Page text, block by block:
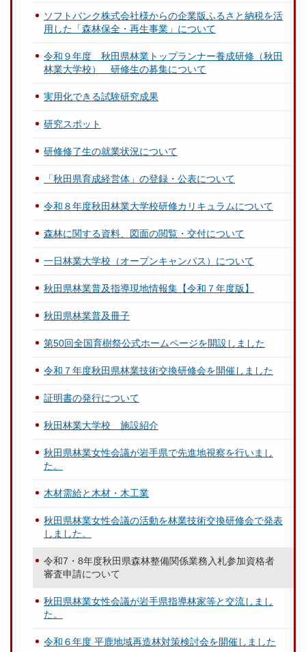
ソフトバンク株式会社様からの企業版ふるさと納税を活
用した「森林保全・再生事業」について
令和９年度 秋田県林業トップランナー養成研修（秋田
林業大学校） 研修生の募集について
実用化できる試験研究成果
研究スポット
研修修了生の就業状況について
「秋田県育成経営体」の登録・公表について
令和８年度秋田林業大学校研修カリキュラムについて
森林に関する資料、図面の閲覧・交付について
一日林業大学校（オープンキャンパス）について
秋田県林業普及指導現地情報集【令和７年度版】
秋田県林業普及冊子
第50回全国育樹祭公式ホームページを開設しました
令和７年度秋田県林業技術交換研修会を開催しました
証明書の発行について
秋田林業大学校 施設紹介
秋田県林業女性会議が岩手県で先進地視察を行いまし
た。
木材需給と木材・木工業
秋田県林業女性会議の活動を林業技術交換研修会で発表
しました。
令和7・8年度秋田県森林整備関係業務入札参加資格者
審査申請について
秋田県林業女性会議が岩手県指導林家等と交流しまし
た。
令和６年度 平鹿地域再造林対策検討会を開催しました